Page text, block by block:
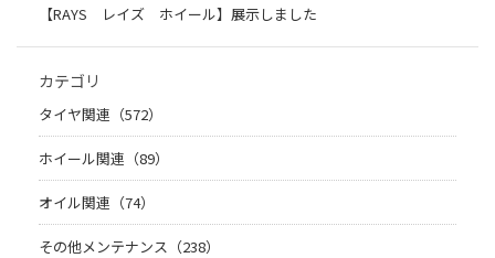
【RAYS レイズ ホイール】展示しました
カテゴリ
タイヤ関連（572）
ホイール関連（89）
オイル関連（74）
その他メンテナンス（238）